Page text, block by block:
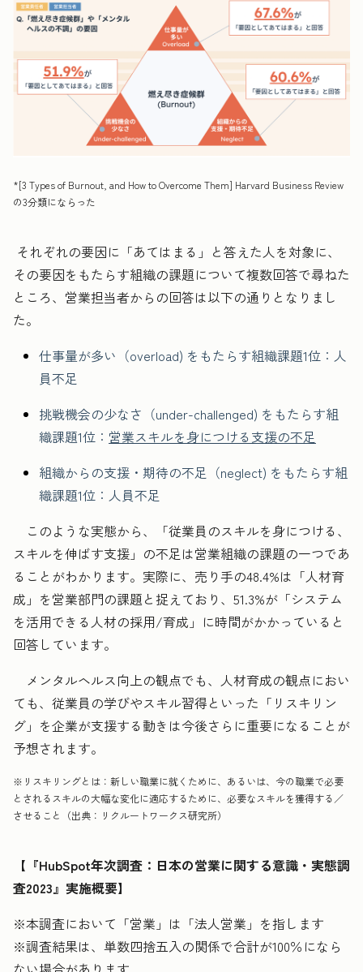
*[3 Types of Burnout, and How to Overcome Them] Harvard Business Review
の3分類にならった
それぞれの要因に「あてはまる」と答えた人を対象に、
その要因をもたらす組織の課題について複数回答で尋ねた
ところ、営業担当者からの回答は以下の通りとなりまし
た。
仕事量が多い（overload) をもたらす組織課題1位：人
員不足
挑戦機会の少なさ（under-challenged) をもたらす組
織課題1位： 営業スキルを身につける支援の不足
組織からの支援・期待の不足（neglect) をもたらす組
織課題1位：人員不足
このような実態から、「従業員のスキルを身につける、
スキルを伸ばす支援」の不足は営業組織の課題の一つであ
ることがわかります。実際に、売り手の48.4%は「人材育
成」を営業部門の課題と捉えており、51.3%が「システム
を活用できる人材の採用/育成」に時間がかかっていると
回答しています。
メンタルヘルス向上の観点でも、人材育成の観点におい
ても、従業員の学びやスキル習得といった「リスキリン
グ」を企業が支援する動きは今後さらに重要になることが
予想されます。
※リスキリングとは：新しい職業に就くために、あるいは、今の職業で必要
とされるスキルの大幅な変化に適応するために、必要なスキルを獲得する／
させること（出典：リクルートワークス研究所）
【『HubSpot年次調査：日本の営業に関する意識・実態調
査2023』実施概要】
※本調査において「営業」は「法人営業」を指します
※調査結果は、単数四捨五入の関係で合計が100％になら